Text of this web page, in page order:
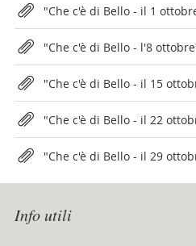
"Che c'è di Bello - il 1
"Che c'è di Bello - l'8
"Che c'è di Bello - il 15
"Che c'è di Bello - il 22
"Che c'è di Bello - il 29
Info utili